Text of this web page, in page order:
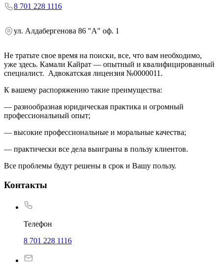
8 701 228 1116
ул. Алдабергенова 86 "А" оф. 1
Не тратьте свое время на поиски, все, что вам необходимо,
уже здесь. Камали Кайрат — опытный и квалифицированный
специалист. Адвокатская лицензия №0000011.
К вашему распоряжению такие преимущества:
— разнообразная юридическая практика и огромный
профессиональный опыт;
— высокие профессиональные и моральные качества;
— практически все дела выиграны в пользу клиентов.
Все проблемы будут решены в срок и Вашу пользу.
Контакты
Телефон
8 701 228 1116